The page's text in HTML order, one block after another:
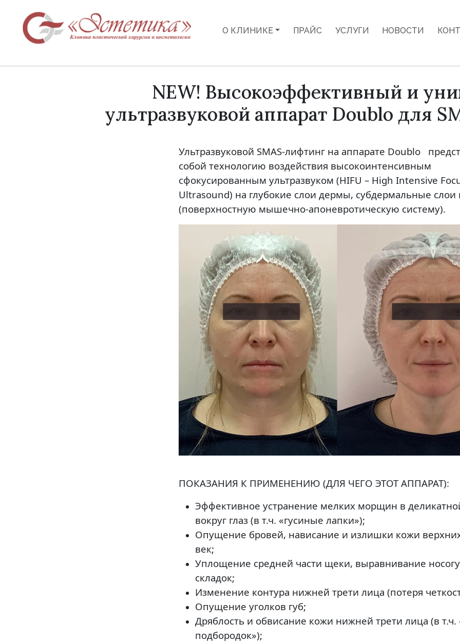
О КЛИНИКЕ ПРАЙС УСЛУГИ НОВОСТИ
NEW! Высокоэффективный и
ультразвуковой аппарат Doublo для
Ультразвуковой SMAS-лифтинг на аппарате Doublo
собой технологию воздействия высокоинтенсивным
сфокусированным ультразвуком (HIFU – High Intensive
Ultrasound) на глубокие слои дермы, субдермальные слои
(поверхностную мышечно-апоневротическую систему).
ПОКАЗАНИЯ К ПРИМЕНЕНИЮ (ДЛЯ ЧЕГО ЭТОТ АППАРАТ):
Эффективное устранение мелких морщин в
вокруг глаз (в т.ч. «гусиные лапки»);
Опущение бровей, нависание и излишки кожи
век;
Уплощение средней части щеки, выравнивание
складок;
Изменение контура нижней трети лица (потеря
Опущение уголков губ;
Дряблость и обвисание кожи нижней трети лица (в
подбородок»);